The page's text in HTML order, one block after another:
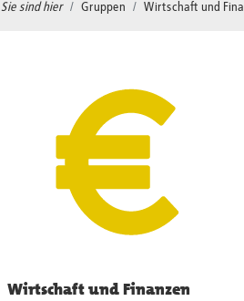
Sie sind hier Gruppen Wirtschaft und
Wirtschaft und Finanzen